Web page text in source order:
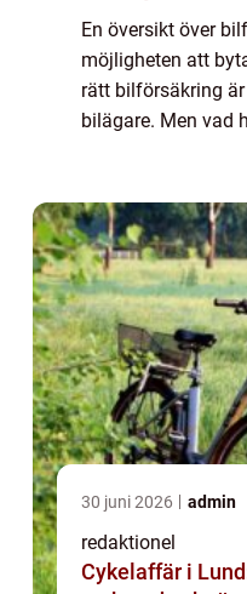
En översikt över
möjligheten att
rätt bilförsäkring
bilägare. Men vad
...
30 juni 2026 admin
redaktionel
Cykelaffär i